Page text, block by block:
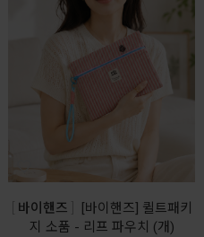
바이핸즈
[바이핸즈] 퀼트패키
지 소품 - 리프 파우치 (개)